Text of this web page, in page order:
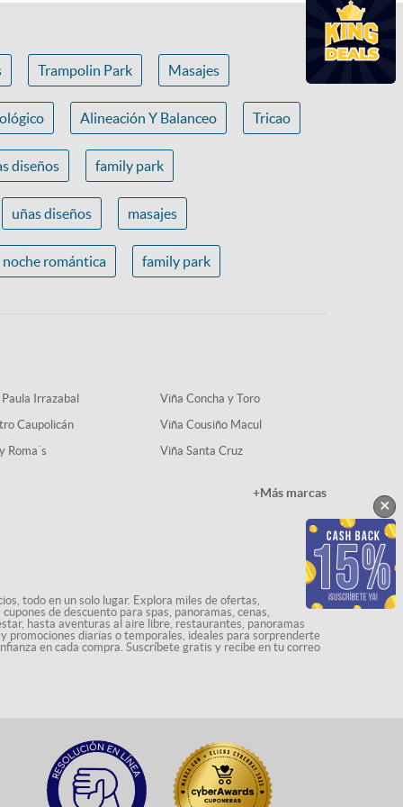
Trampolin Park Masajes
Alineación Y Balanceo Tricao
diseños family park
uñas diseños masajes
noche romántica family park
Irrazabal
Caupolicán
Roma´s
Viña Concha y Toro
Viña Cousiño Macul
Viña Santa Cruz
+Más marcas
todo en un solo lugar. Explora miles de ofertas,
de descuento para spas, panoramas, cenas,
hasta aventuras al aire libre, restaurantes, panoramas
promociones diarias o temporales, ideales para sorprenderte
en cada compra. Suscríbete gratis y recibe en tu correo
×